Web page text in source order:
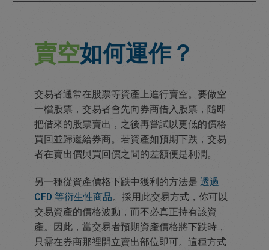
賣空如何運作？
交易者通常在股票等資產上進行賣空。要做空
一檔股票，交易者會先向券商借入股票，隨即
把借來的股票賣出，之後再嘗試以更低的價格
買回並歸還給券商。若資產如預期下跌，交易
者在賣出價與買回價之間的差額便是利潤。
另一種從資產價格下跌中獲利的方法是 透過
CFD 等衍生性商品。採用此交易方式，你可以
交易資產的價格波動，而不必真正持有該資
產。因此，當交易者預期資產價格將下跌時，
只需在券商那裡開立賣出部位即可。這種方式